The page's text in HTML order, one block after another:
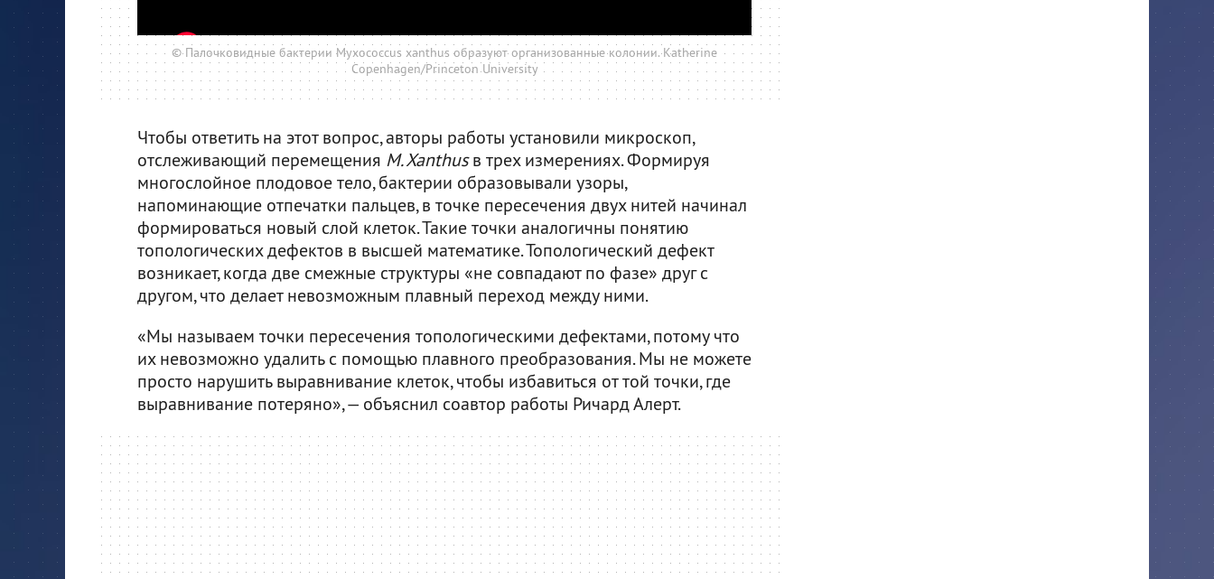
© Палочковидные бактерии Myxococcus xanthus образуют организованные колонии. Katherine
Copenhagen/Princeton University
Чтобы ответить на этот вопрос, авторы работы установили микроскоп,
отслеживающий перемещения M. Xanthusв трех измерениях. Формируя
многослойное плодовое тело, бактерии образовывали узоры,
напоминающие отпечатки пальцев, в точке пересечения двух нитей начинал
формироваться новый слой клеток. Такие точки аналогичны понятию
топологических дефектов в высшей математике. Топологический дефект
возникает, когда две смежные структуры «не совпадают по фазе» друг с
другом, что делает невозможным плавный переход между ними.
«Мы называем точки пересечения топологическими дефектами, потому что
их невозможно удалить с помощью плавного преобразования. Мы не можете
просто нарушить выравнивание клеток, чтобы избавиться от той точки, где
выравнивание потеряно», — объяснил соавтор работы Ричард Алерт.